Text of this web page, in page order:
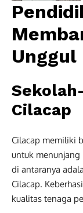
Unggul
Cilacap
Cilacap memiliki
untuk
di antaranya
Cilacap.
kualitas tenaga